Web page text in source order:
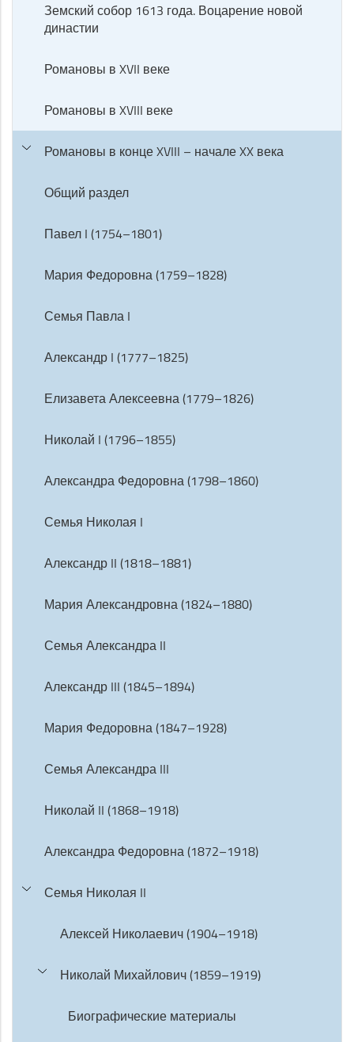
Земский собор 1613 года. Воцарение новой
династии
Романовы в XVII веке
Романовы в XVIII веке
Романовы в конце XVIII – начале XX века
Общий раздел
Павел I (1754–1801)
Мария Федоровна (1759–1828)
Семья Павла I
Александр I (1777–1825)
Елизавета Алексеевна (1779–1826)
Николай I (1796–1855)
Александра Федоровна (1798–1860)
Семья Николая I
Александр II (1818–1881)
Мария Александровна (1824–1880)
Семья Александра II
Александр III (1845–1894)
Мария Федоровна (1847–1928)
Семья Александра III
Николай II (1868–1918)
Александра Федоровна (1872–1918)
Семья Николая II
Алексей Николаевич (1904–1918)
Николай Михайлович (1859–1919)
Биографические материалы